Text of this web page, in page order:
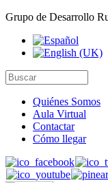
Grupo de Desarrollo
Quiénes Somos
Aula Virtual
Contactar
Cómo llegar